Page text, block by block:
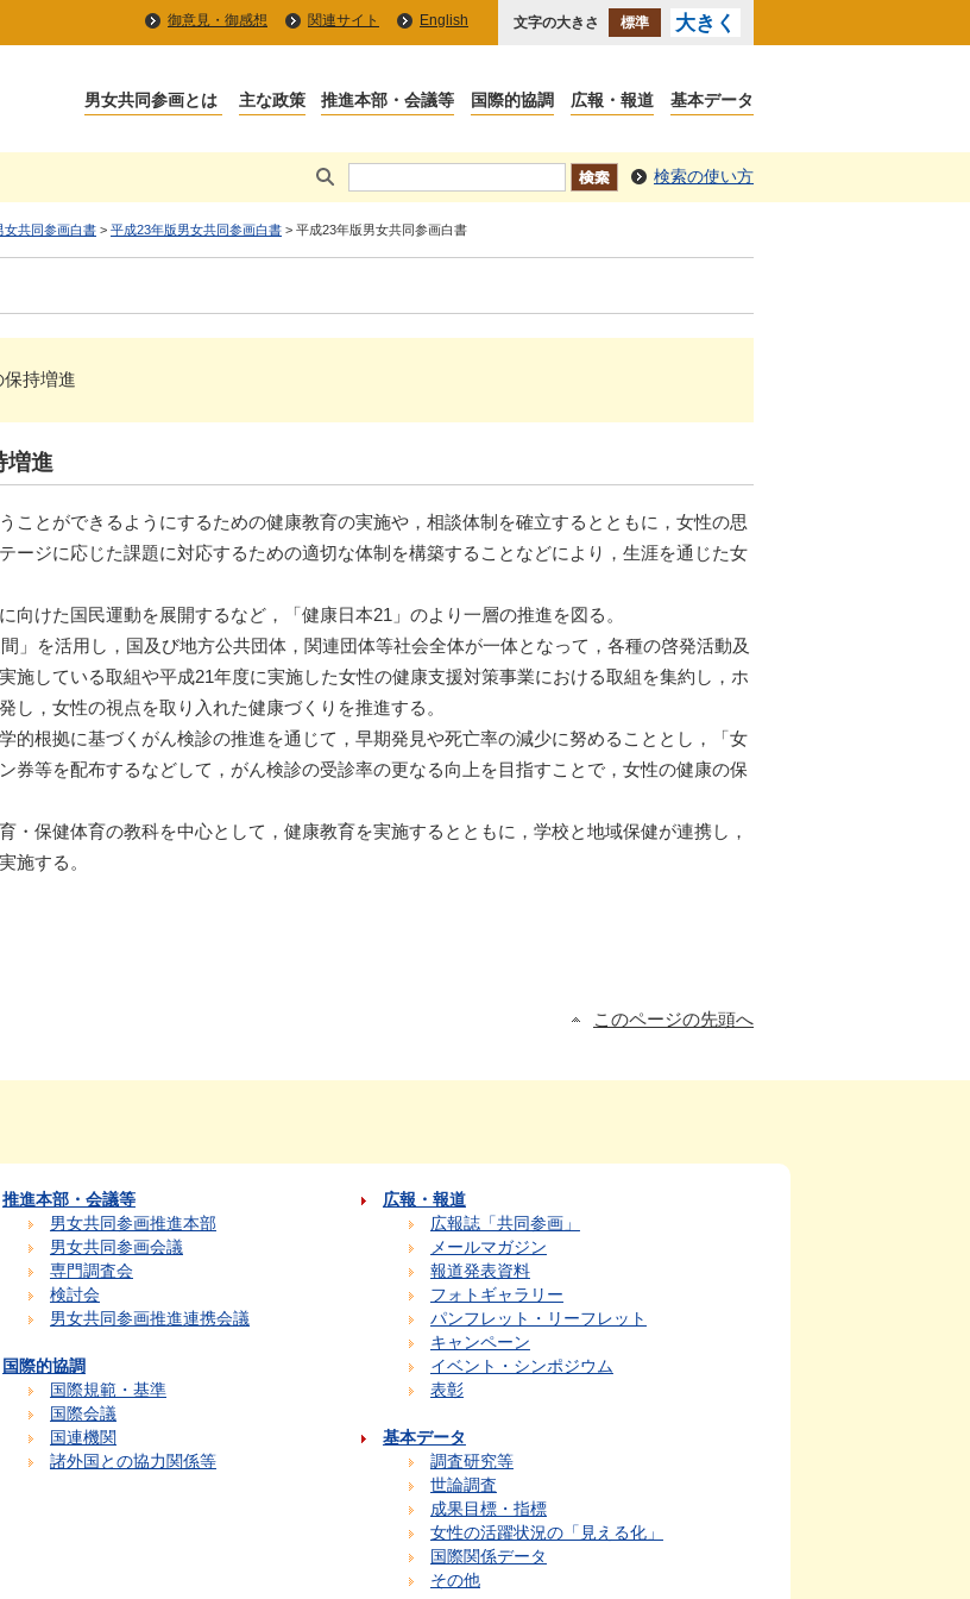
御意見・御感想 関連サイト English 文字の大きさ 標準 大きく
検索の使い方
女共同参画白書 > 平成23年版男女共同参画白書 > 平成23年版男女共同参画白書
持増進
増進
ことができるようにするための健康教育の実施や，相談体制を確立するとともに，女性の思
ージに応じた課題に対応するための適切な体制を構築することなどにより，生涯を通じた女
向けた国民運動を展開するなど，「健康日本21」のより一層の推進を図る。
」を活用し，国及び地方公共団体，関連団体等社会全体が一体となって，各種の啓発活動及
施している取組や平成21年度に実施した女性の健康支援対策事業における取組を集約し，ホ
，女性の視点を取り入れた健康づくりを推進する。
的根拠に基づくがん検診の推進を通じて，早期発見や死亡率の減少に努めることとし，「女
券等を配布するなどして，がん検診の受診率の更なる向上を目指すことで，女性の健康の保
・保健体育の教科を中心として，健康教育を実施するとともに，学校と地域保健が連携し，
施する。
このページの先頭へ